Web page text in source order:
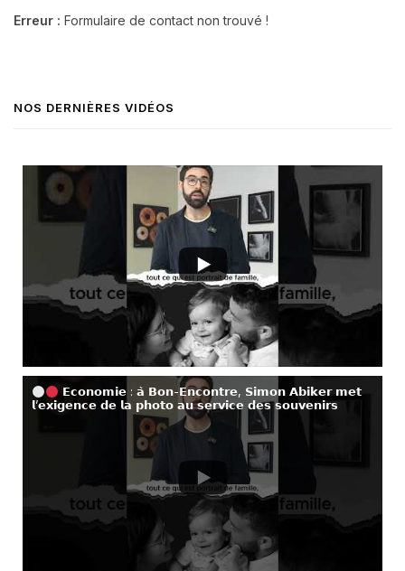
Erreur : Formulaire de contact non trouvé !
NOS DERNIÈRES VIDÉOS
𝗘𝗰𝗼𝗻𝗼𝗺𝗶𝗲 : 𝗮̀ 𝗕𝗼𝗻-𝗘𝗻𝗰𝗼𝗻𝘁𝗿𝗲, 𝗦𝗶𝗺𝗼𝗻 𝗔𝗯𝗶𝗸𝗲𝗿 𝗺𝗲𝘁
𝗹’𝗲𝘅𝗶𝗴𝗲𝗻𝗰𝗲 𝗱𝗲 𝗹𝗮 𝗽𝗵𝗼𝘁𝗼 𝗮𝘂 𝘀𝗲𝗿𝘃𝗶𝗰𝗲 𝗱𝗲𝘀 𝘀𝗼𝘂𝘃𝗲𝗻𝗶𝗿𝘀